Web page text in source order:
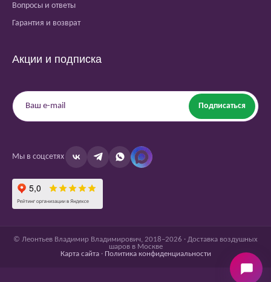
Вопросы и ответы
Гарантия и возврат
Акции и подписка
Подписаться
Мы в соцсетях
© Леонтьев Владимир Владимирович, 2018–2026 · Доставка воздушных
шаров в Москве
Карта сайта· Политика конфиденциальности